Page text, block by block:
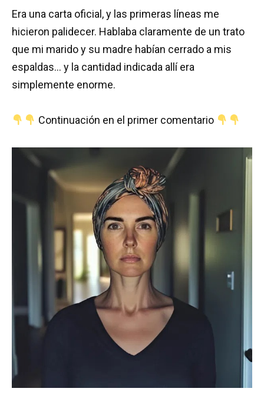
Era una carta oficial, y las primeras líneas me
hicieron palidecer. Hablaba claramente de un trato
que mi marido y su madre habían cerrado a mis
espaldas… y la cantidad indicada allí era
simplemente enorme.
Continuación en el primer comentario